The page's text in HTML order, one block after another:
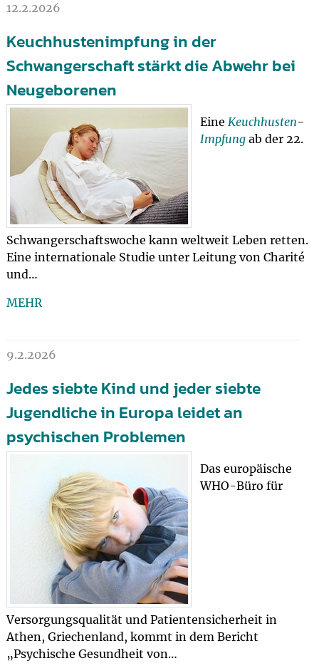
12.2.2026
Keuchhustenimpfung in der
Schwangerschaft stärkt die Abwehr bei
Neugeborenen
Eine Keuchhusten-
Impfungab der 22.
Schwangerschaftswoche kann weltweit Leben retten.
Eine internationale Studie unter Leitung von Charité
und…
MEHR
9.2.2026
Jedes siebte Kind und jeder siebte
Jugendliche in Europa leidet an
psychischen Problemen
Das europäische
WHO-Büro für
Versorgungsqualität und Patientensicherheit in
Athen, Griechenland, kommt in dem Bericht
„Psychische Gesundheit von…